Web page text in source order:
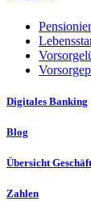
Digitales Banking
Blog
Übersicht
Zahlen